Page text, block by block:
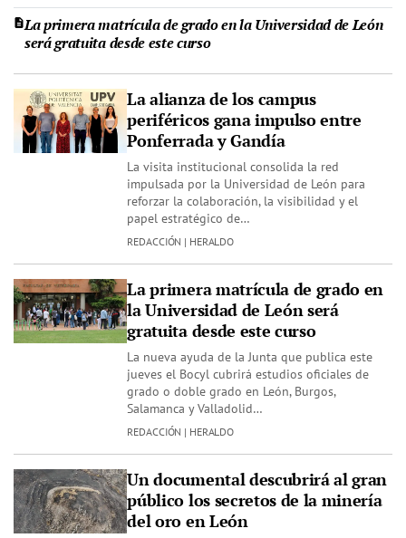
La primera matrícula de grado en la Universidad de León
será gratuita desde este curso
La alianza de los campus
periféricos gana impulso entre
Ponferrada y Gandía
La visita institucional consolida la red
impulsada por la Universidad de León para
reforzar la colaboración, la visibilidad y el
papel estratégico de…
REDACCIÓN | HERALDO
La primera matrícula de grado en
la Universidad de León será
gratuita desde este curso
La nueva ayuda de la Junta que publica este
jueves el Bocyl cubrirá estudios oficiales de
grado o doble grado en León, Burgos,
Salamanca y Valladolid…
REDACCIÓN | HERALDO
Un documental descubrirá al gran
público los secretos de la minería
del oro en León